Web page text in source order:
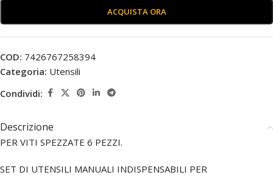
ACQUISTA ORA
COD: 7426767258394
Categoria: Utensili
Condividi:
Descrizione
PER VITI SPEZZATE 6 PEZZI.
SET DI UTENSILI MANUALI INDISPENSABILI PER